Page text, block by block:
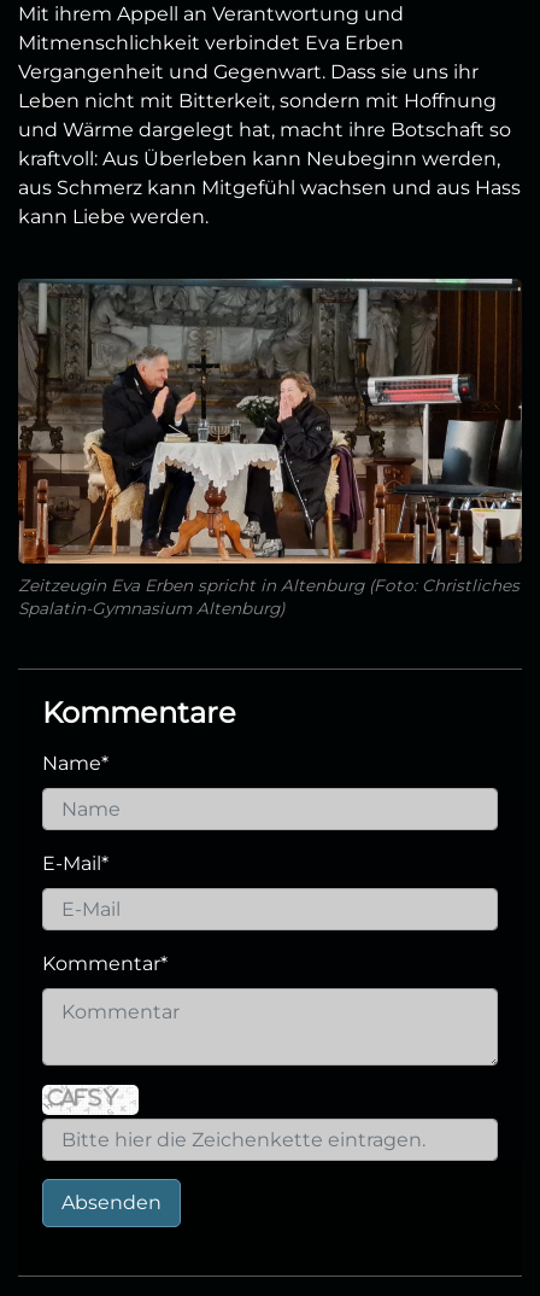
Mit ihrem Appell an Verantwortung und
Mitmenschlichkeit verbindet Eva Erben
Vergangenheit und Gegenwart. Dass sie uns ihr
Leben nicht mit Bitterkeit, sondern mit Hoffnung
und Wärme dargelegt hat, macht ihre Botschaft so
kraftvoll: Aus Überleben kann Neubeginn werden,
aus Schmerz kann Mitgefühl wachsen und aus Hass
kann Liebe werden.
Zeitzeugin Eva Erben spricht in Altenburg (Foto: Christliches
Spalatin-Gymnasium Altenburg)
Kommentare
Name*
E-Mail *
Kommentar*
Absenden